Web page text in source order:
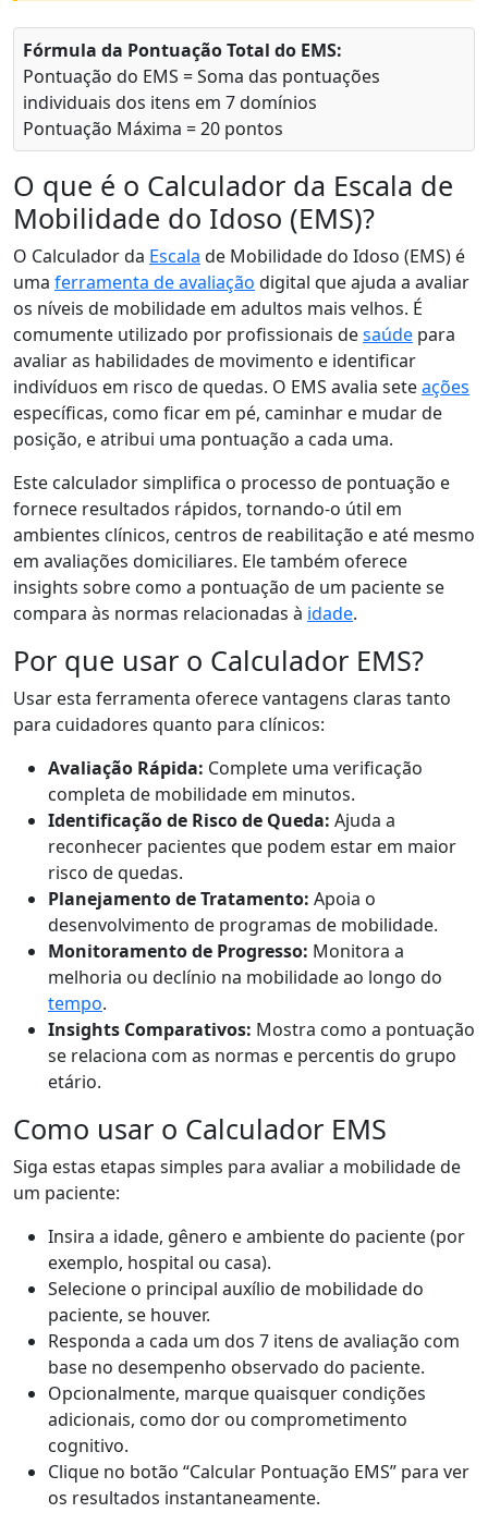
Fórmula da Pontuação Total do EMS:
Pontuação do EMS = Soma das pontuações
individuais dos itens em 7 domínios
Pontuação Máxima = 20 pontos
O que é o Calculador da Escala de
Mobilidade do Idoso (EMS)?
O Calculador da Escala de Mobilidade do Idoso (EMS) é
uma ferramenta de avaliação digital que ajuda a avaliar
os níveis de mobilidade em adultos mais velhos. É
comumente utilizado por profissionais desaúde para
avaliar as habilidades de movimento e identificar
indivíduos em risco de quedas. O EMS avalia seteações
específicas, como ficar em pé, caminhar e mudar de
posição, e atribui uma pontuação a cada uma.
Este calculador simplifica o processo de pontuação e
fornece resultados rápidos, tornando-o útil em
ambientes clínicos, centros de reabilitação e até mesmo
em avaliações domiciliares. Ele também oferece
insights sobre como a pontuação de um paciente se
compara às normas relacionadas à idade.
Por que usar o Calculador EMS?
Usar esta ferramenta oferece vantagens claras tanto
para cuidadores quanto para clínicos:
Avaliação Rápida: Complete uma verificação
completa de mobilidade em minutos.
Identificação de Risco de Queda: Ajuda a
reconhecer pacientes que podem estar em maior
risco de quedas.
Planejamento de Tratamento: Apoia o
desenvolvimento de programas de mobilidade.
Monitoramento de Progresso: Monitora a
melhoria ou declínio na mobilidade ao longo do
tempo.
Insights Comparativos: Mostra como a pontuação
se relaciona com as normas e percentis do grupo
etário.
Como usar o Calculador EMS
Siga estas etapas simples para avaliar a mobilidade de
um paciente:
Insira a idade, gênero e ambiente do paciente (por
exemplo, hospital ou casa).
Selecione o principal auxílio de mobilidade do
paciente, se houver.
Responda a cada um dos 7 itens de avaliação com
base no desempenho observado do paciente.
Opcionalmente, marque quaisquer condições
adicionais, como dor ou comprometimento
cognitivo.
Clique no botão “Calcular Pontuação EMS” para ver
os resultados instantaneamente.